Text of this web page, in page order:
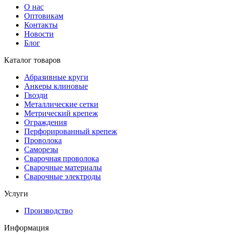
О нас
Оптовикам
Контакты
Новости
Блог
Каталог товаров
Абразивные круги
Анкеры клиновые
Гвозди
Металлические сетки
Метрический крепеж
Ограждения
Перфорированный крепеж
Проволока
Саморезы
Сварочная проволока
Сварочные материалы
Сварочные электроды
Услуги
Производство
Информация